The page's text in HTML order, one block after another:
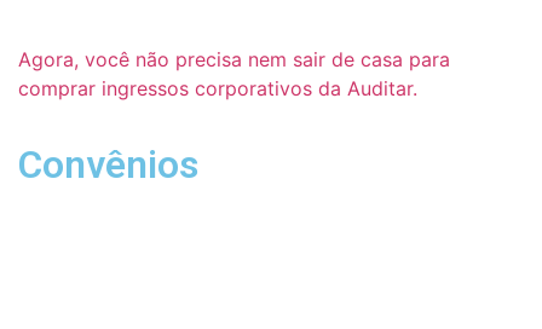
Agora, você não precisa nem sair de casa para
comprar ingressos corporativos da Auditar.
Convênios